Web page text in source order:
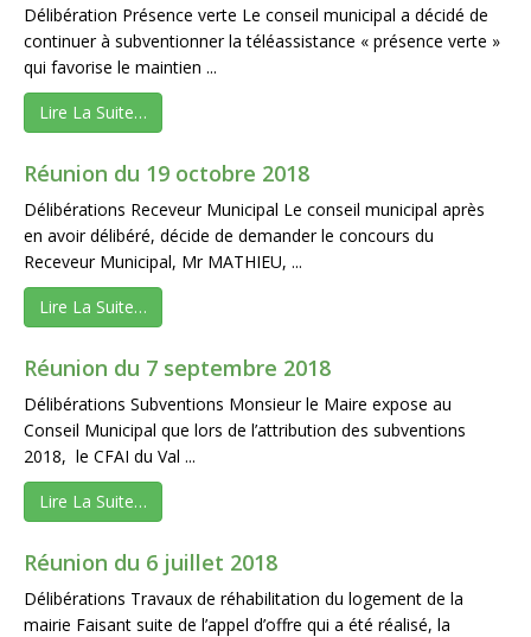
Délibération Présence verte Le conseil municipal a décidé de
continuer à subventionner la téléassistance « présence verte »
qui favorise le maintien ...
Lire La Suite…
Réunion du 19 octobre 2018
Délibérations Receveur Municipal Le conseil municipal après
en avoir délibéré, décide de demander le concours du
Receveur Municipal, Mr MATHIEU, ...
Lire La Suite…
Réunion du 7 septembre 2018
Délibérations Subventions Monsieur le Maire expose au
Conseil Municipal que lors de l’attribution des subventions
2018, le CFAI du Val ...
Lire La Suite…
Réunion du 6 juillet 2018
Délibérations Travaux de réhabilitation du logement de la
mairie Faisant suite de l’appel d’offre qui a été réalisé, la